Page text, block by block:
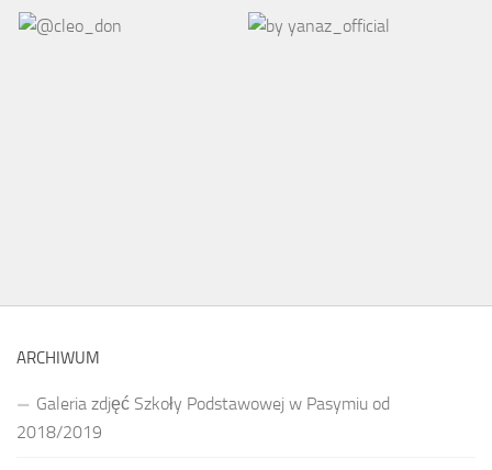
ARCHIWUM
Galeria zdjęć Szkoły Podstawowej w Pasymiu od
2018/2019